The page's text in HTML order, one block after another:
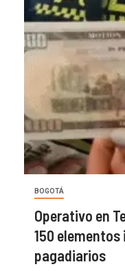
BOGOTÁ
Operativo en
150
pagadiarios